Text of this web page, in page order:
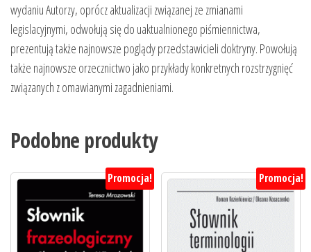
wydaniu Autorzy, oprócz aktualizacji związanej ze zmianami
legislacyjnymi, odwołują się do uaktualnionego piśmiennictwa,
prezentują także najnowsze poglądy przedstawicieli doktryny. Powołują
także najnowsze orzecznictwo jako przykłady konkretnych rozstrzygnięć
związanych z omawianymi zagadnieniami.
Podobne produkty
Promocja! Promocja!